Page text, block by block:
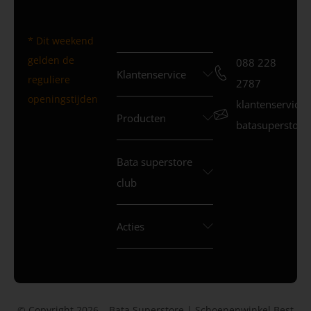
* Dit weekend
gelden de
reguliere
openingstijden
Klantenservice
Producten
Bata superstore
club
Acties
088 228
2787